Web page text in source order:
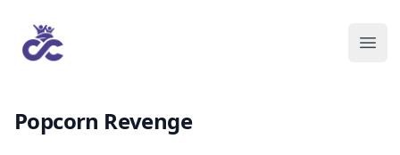
Popcorn Revenge